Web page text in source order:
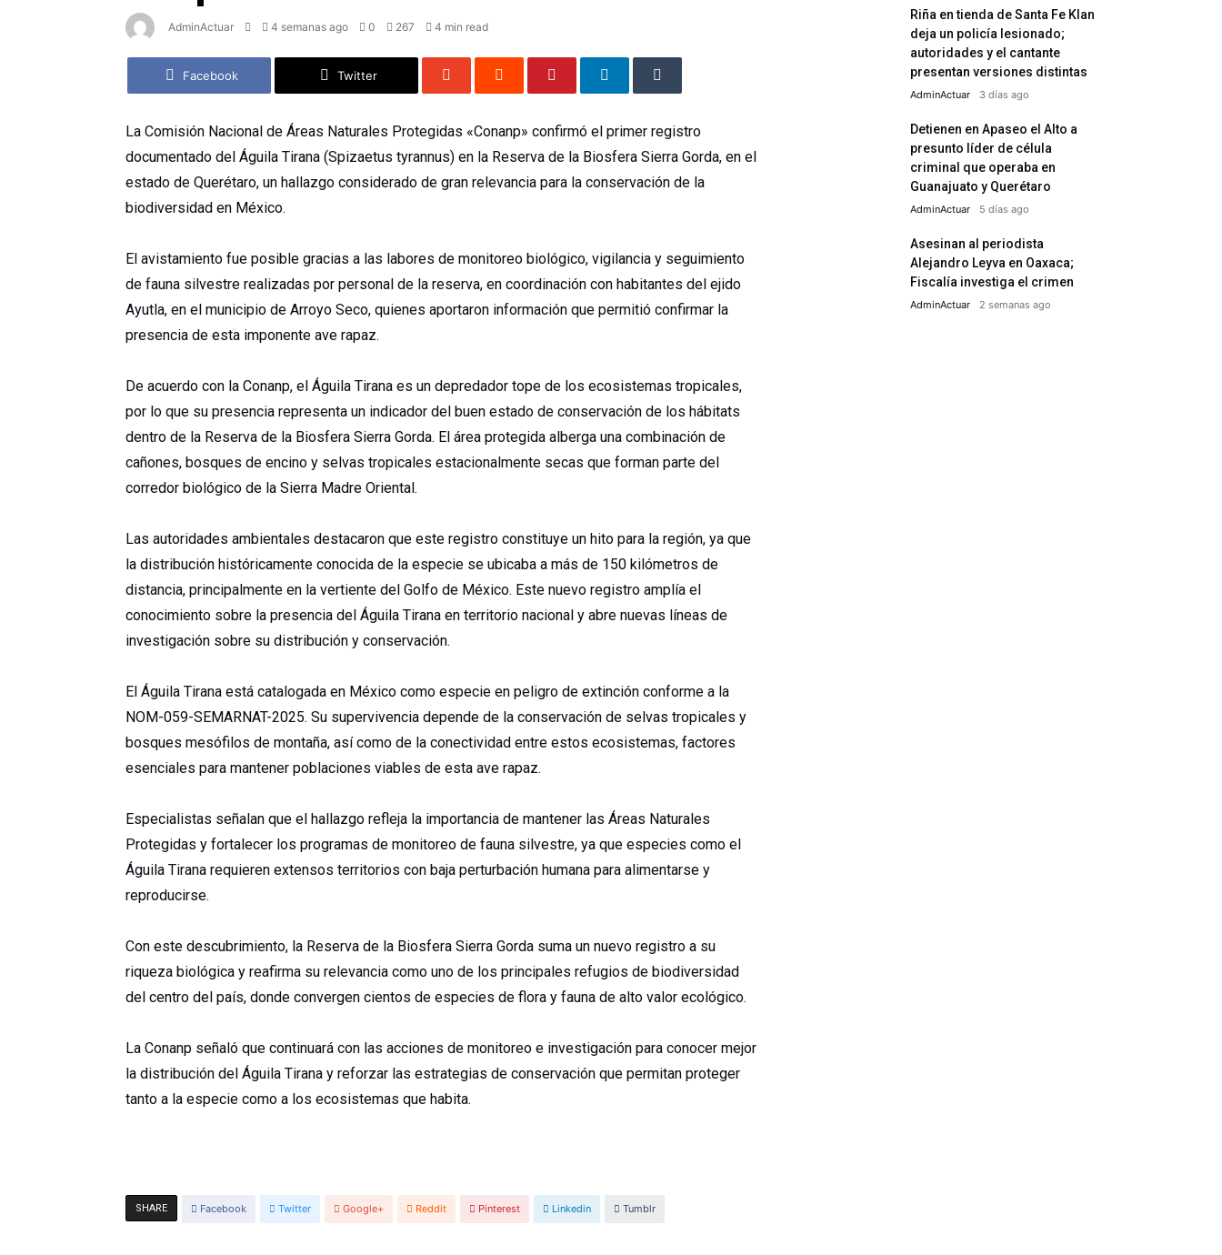
AdminActuar 4 semanas ago 0 267 4 min read
Facebook Twitter
La Comisión Nacional de Áreas Naturales Protegidas «Conanp» confirmó el primer registro
documentado del Águila Tirana (Spizaetus tyrannus) en la Reserva de la Biosfera Sierra Gorda, en el
estado de Querétaro, un hallazgo considerado de gran relevancia para la conservación de la
biodiversidad en México.
El avistamiento fue posible gracias a las labores de monitoreo biológico, vigilancia y seguimiento
de fauna silvestre realizadas por personal de la reserva, en coordinación con habitantes del ejido
Ayutla, en el municipio de Arroyo Seco, quienes aportaron información que permitió confirmar la
presencia de esta imponente ave rapaz.
De acuerdo con la Conanp, el Águila Tirana es un depredador tope de los ecosistemas tropicales,
por lo que su presencia representa un indicador del buen estado de conservación de los hábitats
dentro de la Reserva de la Biosfera Sierra Gorda. El área protegida alberga una combinación de
cañones, bosques de encino y selvas tropicales estacionalmente secas que forman parte del
corredor biológico de la Sierra Madre Oriental.
Las autoridades ambientales destacaron que este registro constituye un hito para la región, ya que
la distribución históricamente conocida de la especie se ubicaba a más de 150 kilómetros de
distancia, principalmente en la vertiente del Golfo de México. Este nuevo registro amplía el
conocimiento sobre la presencia del Águila Tirana en territorio nacional y abre nuevas líneas de
investigación sobre su distribución y conservación.
El Águila Tirana está catalogada en México como especie en peligro de extinción conforme a la
NOM-059-SEMARNAT-2025. Su supervivencia depende de la conservación de selvas tropicales y
bosques mesófilos de montaña, así como de la conectividad entre estos ecosistemas, factores
esenciales para mantener poblaciones viables de esta ave rapaz.
Especialistas señalan que el hallazgo refleja la importancia de mantener las Áreas Naturales
Protegidas y fortalecer los programas de monitoreo de fauna silvestre, ya que especies como el
Águila Tirana requieren extensos territorios con baja perturbación humana para alimentarse y
reproducirse.
Con este descubrimiento, la Reserva de la Biosfera Sierra Gorda suma un nuevo registro a su
riqueza biológica y reafirma su relevancia como uno de los principales refugios de biodiversidad
del centro del país, donde convergen cientos de especies de flora y fauna de alto valor ecológico.
La Conanp señaló que continuará con las acciones de monitoreo e investigación para conocer mejor
la distribución del Águila Tirana y reforzar las estrategias de conservación que permitan proteger
tanto a la especie como a los ecosistemas que habita.
SHARE Facebook Twitter Google+ Reddit Pinterest Linkedin Tumblr
Riña en tienda de Santa Fe Klan
deja un policía lesionado;
autoridades y el cantante
presentan versiones distintas
AdminActuar 3 días ago
Detienen en Apaseo el Alto a
presunto líder de célula
criminal que operaba en
Guanajuato y Querétaro
AdminActuar 5 días ago
Asesinan al periodista
Alejandro Leyva en Oaxaca;
Fiscalía investiga el crimen
AdminActuar 2 semanas ago